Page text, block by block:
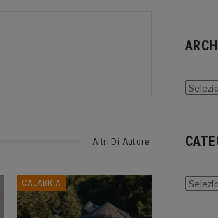
Altri Di Autore
CALABRIA
Archivi